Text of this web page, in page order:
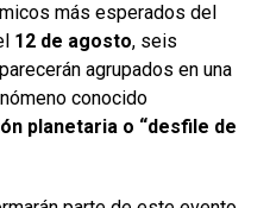
más esperados del
12 de agosto, seis
agrupados en una
conocido
planetaria o “desfile de